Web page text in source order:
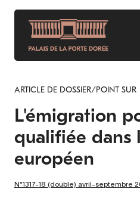
Aller
contenu
principal
ARTICLE DE DOSSIER/POINT SUR
L'émigration
qualifiée dans
européen
N°1317-18 (double) avril-septembre